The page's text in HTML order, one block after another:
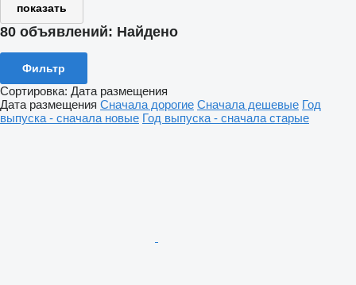
показать
80 объявлений: Найдено
Фильтр
Сортировка: Дата размещения
Дата размещения Сначала дорогие Сначала дешевые Год
выпуска - сначала новые Год выпуска - сначала старые